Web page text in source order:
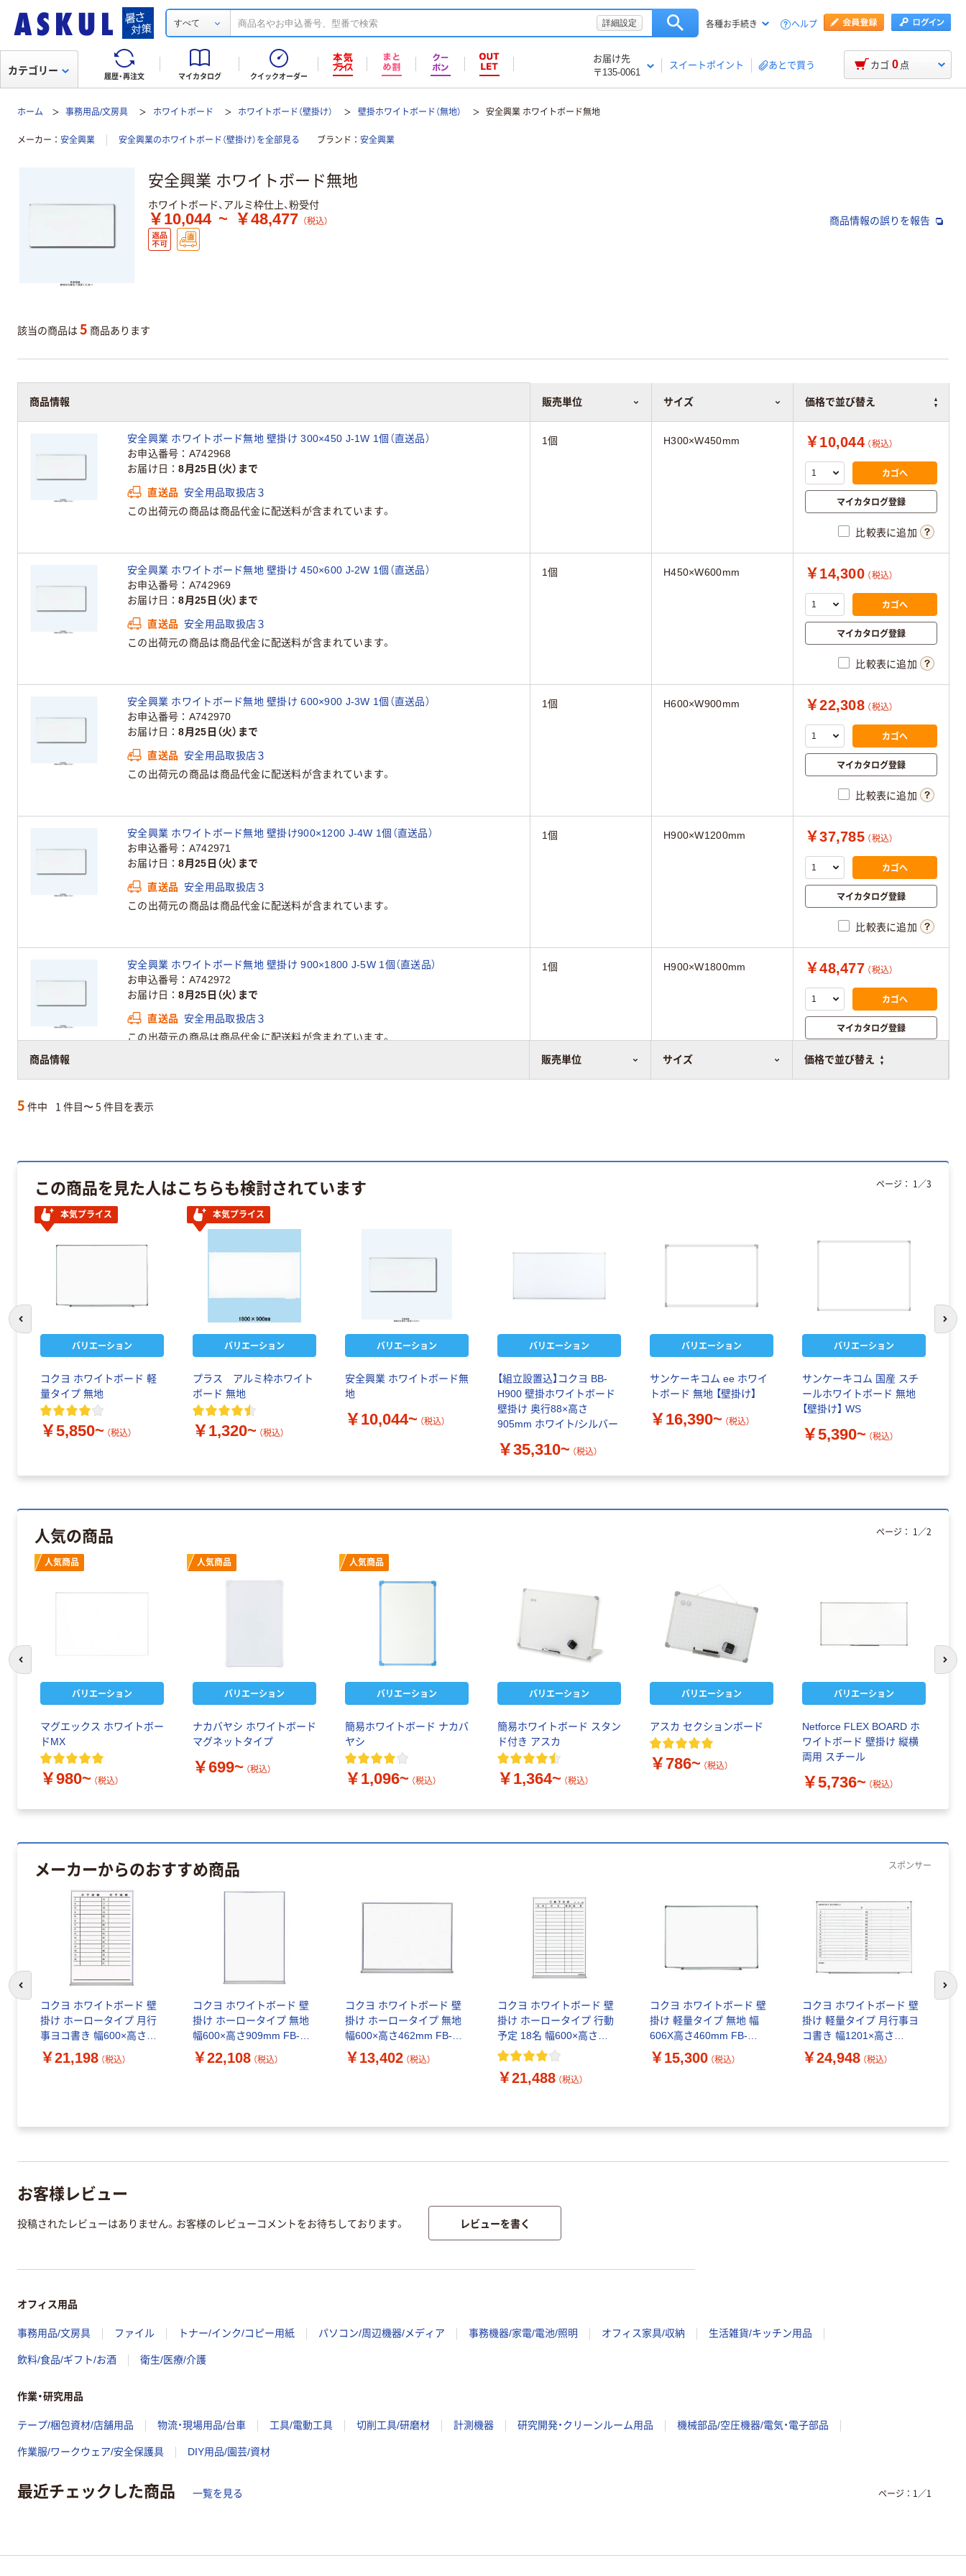
すべて 詳細設定 各種お手続き ヘルプ
履歴・再注文 マイカタログ クイックオーダー
お届け先
〒135-0061
スイートポイント あとで買う
カテゴリー カゴ 0 点
ホーム 事務用品/文房具 ホワイトボード ホワイトボード（壁掛け） 壁掛ホワイトボード（無地） 安全興業 ホワイトボード無地
メーカー 安全興業 安全興業のホワイトボード（壁掛け）を全部見る ブランド 安全興業
安全興業 ホワイトボード無地
ホワイトボード、アルミ枠仕上、粉受付
￥10,044 ~ ￥48,477 （税込） 商品情報の誤りを報告
該当の商品は 5 商品あります
商品情報 販売単位 サイズ 価格で並び替え
商品情報 販売単位 サイズ 価格で並び替え
安全興業 ホワイトボード無地 壁掛け 300×450 J-1W 1個（直送品）
お申込番号
A742968
お届け日
8月25日（火）まで
直送品 安全用品取扱店３
この出荷元の商品は商品代金に配送料が含まれています。
1個 H300×W450mm ￥10,044 （税込）
カゴへ
マイカタログ登録
比較表に追加
安全興業 ホワイトボード無地 壁掛け 450×600 J-2W 1個（直送品）
お申込番号
A742969
お届け日
8月25日（火）まで
直送品 安全用品取扱店３
この出荷元の商品は商品代金に配送料が含まれています。
1個 H450×W600mm ￥14,300 （税込）
カゴへ
マイカタログ登録
比較表に追加
安全興業 ホワイトボード無地 壁掛け 600×900 J-3W 1個（直送品）
お申込番号
A742970
お届け日
8月25日（火）まで
直送品 安全用品取扱店３
この出荷元の商品は商品代金に配送料が含まれています。
1個 H600×W900mm ￥22,308 （税込）
カゴへ
マイカタログ登録
比較表に追加
安全興業 ホワイトボード無地 壁掛け900×1200 J-4W 1個（直送品）
お申込番号
A742971
お届け日
8月25日（火）まで
直送品 安全用品取扱店３
この出荷元の商品は商品代金に配送料が含まれています。
1個 H900×W1200mm ￥37,785 （税込）
カゴへ
マイカタログ登録
比較表に追加
安全興業 ホワイトボード無地 壁掛け 900×1800 J-5W 1個（直送品）
お申込番号
A742972
お届け日
8月25日（火）まで
直送品 安全用品取扱店３
この出荷元の商品は商品代金に配送料が含まれています。
1個 H900×W1800mm ￥48,477 （税込）
カゴへ
マイカタログ登録
比較表に追加
5 件中 1 件目〜 5 件目を表示
この商品を見た人はこちらも検討されています
本気プライス
バリエーション
コクヨ ホワイトボード 軽
量タイプ 無地
￥5,850~ （税込）
本気プライス
バリエーション
プラス アルミ枠ホワイト
ボード 無地
￥1,320~ （税込）
バリエーション
安全興業 ホワイトボード無
地
￥10,044~ （税込）
バリエーション
【組立設置込】コクヨ BB-
H900 壁掛ホワイトボード
壁掛け 奥行88×高さ
905mm ホワイト/シルバー
￥35,310~ （税込）
バリエーション
サンケーキコム ee ホワイ
トボード 無地 【壁掛け】
￥16,390~ （税込）
バリエーション
サンケーキコム 国産 スチ
ールホワイトボード 無地
【壁掛け】 WS
￥5,390~ （税込）
ページ： 1 ／3
次
人気の商品
人気商品
バリエーション
マグエックス ホワイトボー
ドMX
￥980~ （税込）
人気商品
バリエーション
ナカバヤシ ホワイトボード
マグネットタイプ
￥699~ （税込）
人気商品
バリエーション
簡易ホワイトボード ナカバ
ヤシ
￥1,096~ （税込）
バリエーション
簡易ホワイトボード スタン
ド付き アスカ
￥1,364~ （税込）
バリエーション
アスカ セクションボード
￥786~ （税込）
バリエーション
Netforce FLEX BOARD ホ
ワイトボード 壁掛け 縦横
両用 スチール
￥5,736~ （税込）
ページ： 1 ／2
次
メーカーからのおすすめ商品 スポンサー
コクヨ ホワイトボード 壁
掛け ホーロータイプ 月行
事ヨコ書き 幅600×高さ
909mm FB-32MWNC 1枚
￥21,198 （税込）
コクヨ ホワイトボード 壁
掛け ホーロータイプ 無地
幅600×高さ909mm FB-
32WNC 1枚
￥22,108 （税込）
コクヨ ホワイトボード 壁
掛け ホーロータイプ 無地
幅600×高さ462mm FB-
152WNC 1枚
￥13,402 （税込）
コクヨ ホワイトボード 壁
掛け ホーロータイプ 行動
予定 18名 幅600×高さ
909mm FB-32KWNC 1枚
￥21,488 （税込）
コクヨ ホワイトボード 壁
掛け 軽量タイプ 無地 幅
606X高さ460mm FB-
SL152W 1セット(2枚)
￥15,300 （税込）
コクヨ ホワイトボード 壁
掛け 軽量タイプ 月行事ヨ
コ書き 幅1201×高さ
906mm FB-SL34MW 1枚
￥24,948 （税込）
次
お客様レビュー
投稿されたレビューはありません。お客様のレビューコメントをお待ちしております。 レビューを書く
オフィス用品
事務用品/文房具 ファイル トナー/インク/コピー用紙 パソコン/周辺機器/メディア 事務機器/家電/電池/照明 オフィス家具/収納 生活雑貨/キッチン用品
飲料/食品/ギフト/お酒 衛生/医療/介護
作業・研究用品
テープ/梱包資材/店舗用品 物流・現場用品/台車 工具/電動工具 切削工具/研磨材 計測機器 研究開発・クリーンルーム用品 機械部品/空圧機器/電気・電子部品
作業服/ワークウェア/安全保護具 DIY用品/園芸/資材
最近チェックした商品 一覧を見る ページ： 1 ／1